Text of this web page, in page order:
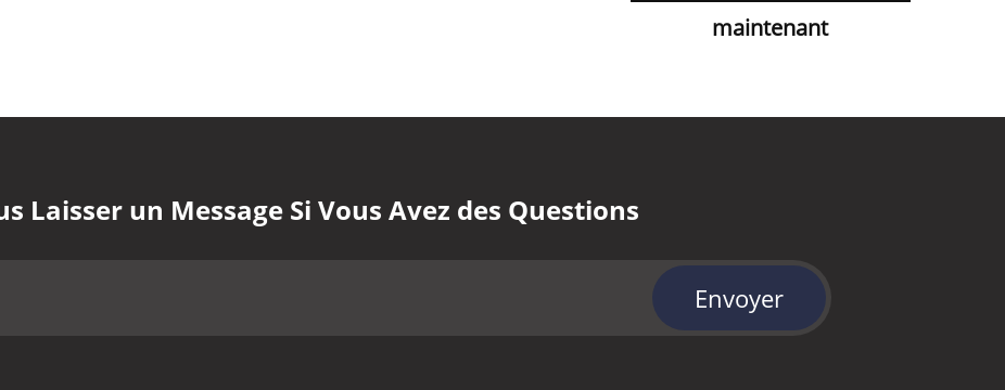
maintenant
Laisser un Message Si Vous Avez des Questions
Envoyer